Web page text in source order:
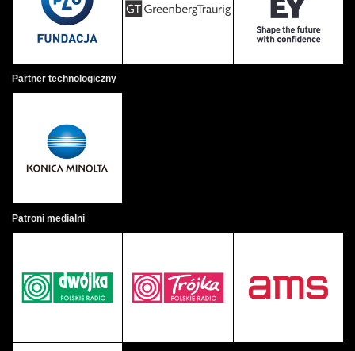
Partner technologiczny
Patroni medialni